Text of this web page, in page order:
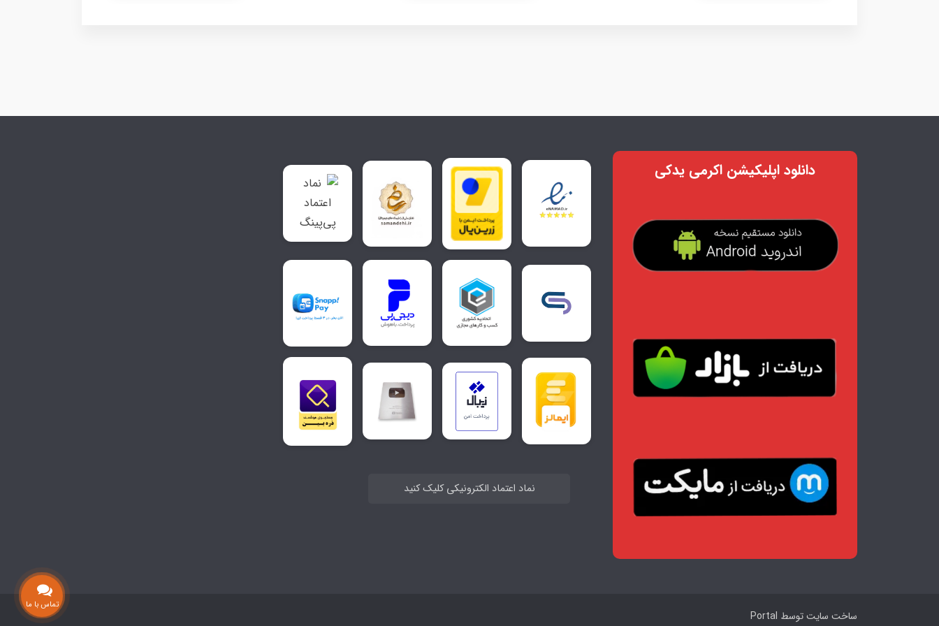
دانلود اپلیکیشن اکرمی یدکی
نماد اعتماد الکترونیکی کلیک کنید
ساخت سایت توسط Portal
تماس با ما